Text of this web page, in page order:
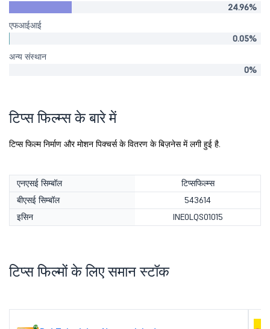
24.96%
एफआईआई
0.05%
अन्य संस्थान
0%
टिप्स फिल्म्स के बारे में
टिप्स फिल्म निर्माण और मोशन पिक्चर्स के वितरण के बिज़नेस में लगी हुई है.
एनएसई सिम्बॉल
टिप्सफिल्म्स
बीएसई सिम्बॉल
543614
इसिन
INE0LQS01015
टिप्स फिल्मों के लिए समान स्टॉक